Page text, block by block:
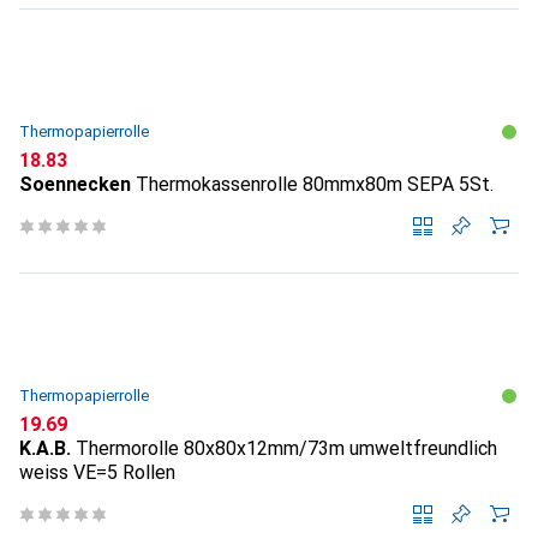
Thermopapierrolle
CHF
18.83
Soennecken Thermokassenrolle 80mmx80m SEPA 5St.
Thermopapierrolle
CHF
19.69
K.A.B. Thermorolle 80x80x12mm/73m umweltfreundlich
weiss VE=5 Rollen